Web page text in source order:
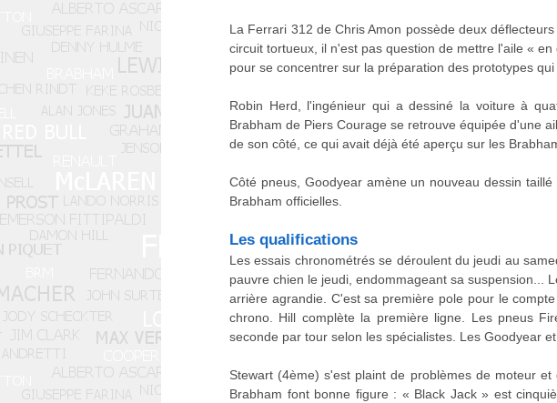
La Ferrari 312 de Chris Amon possède deux
circuit tortueux, il n'est pas question de mettre l'aile «
pour se concentrer sur la préparation des prototypes
Robin Herd, l'ingénieur qui a dessiné la voiture à
Brabham de Piers Courage se retrouve équipée d'une
de son côté, ce qui avait déjà été aperçu sur les
Côté pneus, Goodyear amène un nouveau dessin
Brabham officielles.
Les qualifications
Les essais chronométrés se déroulent du jeudi au
pauvre chien le jeudi, endommageant sa suspension...
arrière agrandie. C'est sa première pole pour le
chrono. Hill complète la première ligne. Les pneus
seconde par tour selon les spécialistes. Les Goodyear
Stewart (4ème) s'est plaint de problèmes de moteur
Brabham font bonne figure : « Black Jack » est